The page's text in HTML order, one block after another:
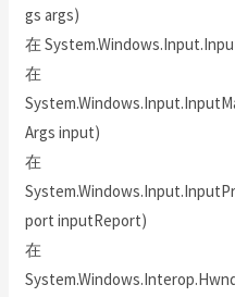
gs args)
在
在
Args input)
在
port inputReport)
在